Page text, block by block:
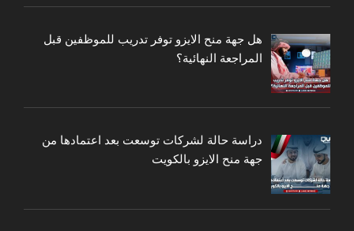
هل جهة منح الايزو توفر تدريب للموظفين قبل
المراجعة النهائية؟
دراسة حالة لشركات توسعت بعد اعتمادها من
جهة منح الايزو بالكويت